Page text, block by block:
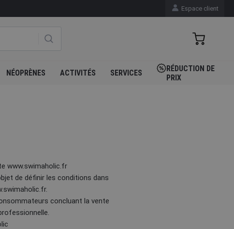
Espace client
NÉOPRÈNES ACTIVITÉS SERVICES
RÉDUCTION DE
PRIX
www.swimaholic.fr
de définir les conditions dans
concluant la vente